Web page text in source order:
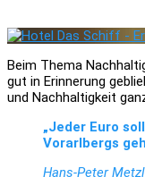
Beim Thema
gut in Erinnerung
und Nachhaltigkeit
„Jeder Euro
Vorarlbergs
Hans-Peter